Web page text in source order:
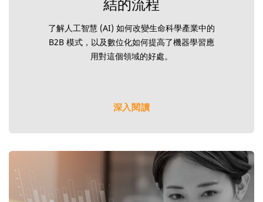
了解人工智慧 (AI) 如何改變生命科學產業中的
B2B 模式，以及數位化如何提高了機器學習應
用對這個領域的好處。
深入閱讀